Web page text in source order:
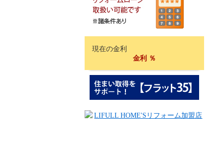
現在の金利
金利 ％